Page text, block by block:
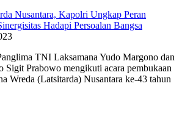
Nusantara, Kapolri Ungkap Peran
Hadapi Persoalan Bangsa
TNI Laksamana Yudo Margono dan
Sigit Prabowo mengikuti acara pembukaan
Wreda (Latsitarda) Nusantara ke-43 tahun